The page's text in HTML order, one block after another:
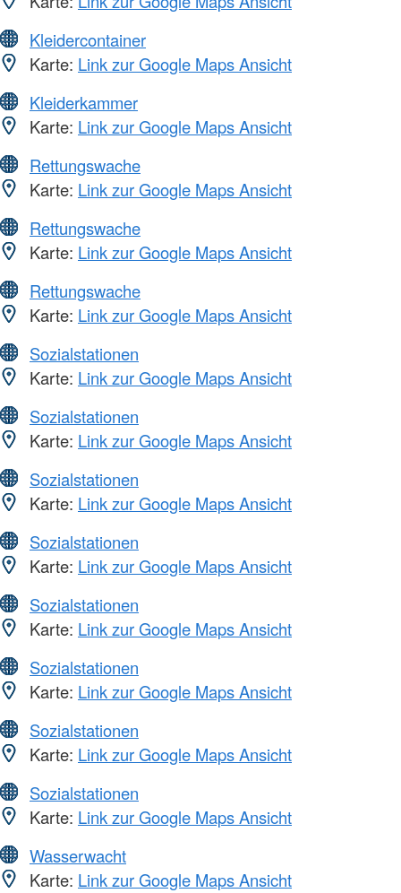
Kleidercontainer
Karte: Link zur Google Maps Ansicht
Kleiderkammer
Karte: Link zur Google Maps Ansicht
Rettungswache
Karte: Link zur Google Maps Ansicht
Rettungswache
Karte: Link zur Google Maps Ansicht
Rettungswache
Karte: Link zur Google Maps Ansicht
Sozialstationen
Karte: Link zur Google Maps Ansicht
Sozialstationen
Karte: Link zur Google Maps Ansicht
Sozialstationen
Karte: Link zur Google Maps Ansicht
Sozialstationen
Karte: Link zur Google Maps Ansicht
Sozialstationen
Karte: Link zur Google Maps Ansicht
Sozialstationen
Karte: Link zur Google Maps Ansicht
Sozialstationen
Karte: Link zur Google Maps Ansicht
Sozialstationen
Karte: Link zur Google Maps Ansicht
Wasserwacht
Karte: Link zur Google Maps Ansicht